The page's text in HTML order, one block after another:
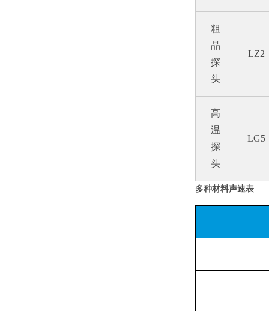
粗
晶
探
头
LZ2
高
温
探
头
LG5
多种材料声速表